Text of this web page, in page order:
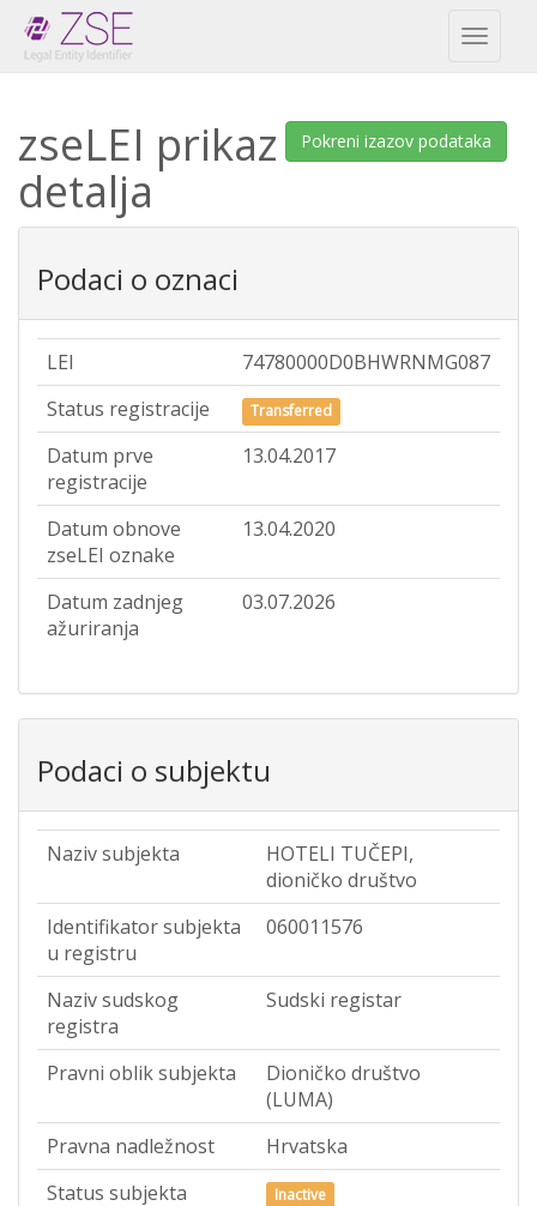
Toggle
Pokreni izazov podataka
zseLEI prikaz
detalja
Podaci o oznaci
LEI
74780000D0BHWRNMG087
Status registracije
Transferred
Datum prve
registracije
13.04.2017
Datum obnove
zseLEI oznake
13.04.2020
Datum zadnjeg
ažuriranja
03.07.2026
Podaci o subjektu
Naziv subjekta
HOTELI TUČEPI,
dioničko društvo
Identifikator subjekta
u registru
060011576
Naziv sudskog
registra
Sudski registar
Pravni oblik subjekta
Dioničko društvo
(LUMA)
Pravna nadležnost
Hrvatska
Status subjekta
Inactive